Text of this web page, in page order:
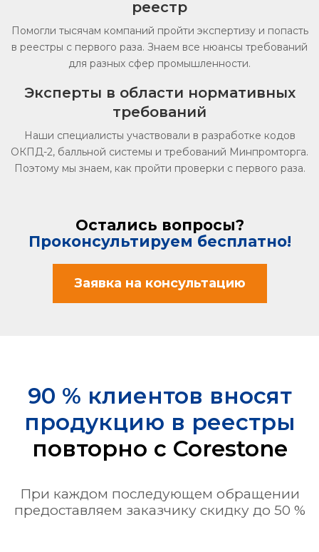
реестр
Помогли тысячам компаний пройти экспертизу и попасть
в реестры с первого раза. Знаем все нюансы требований
для разных сфер промышленности.
Эксперты в области нормативных
требований
Наши специалисты участвовали в разработке кодов
ОКПД-2, балльной системы и требований Минпромторга.
Поэтому мы знаем, как пройти проверки с первого раза.
Остались вопросы?
Проконсультируем бесплатно!
Заявка на консультацию
90 % клиентов вносят
продукцию в реестры
повторно с Corestone
При каждом последующем обращении
предоставляем заказчику скидку до 50 %